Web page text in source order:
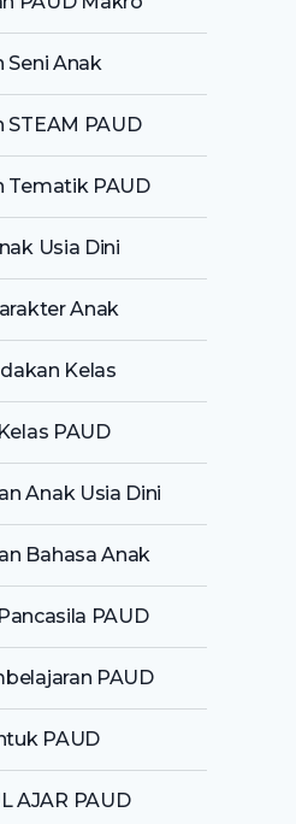
Seni Anak
STEAM PAUD
Tematik PAUD
Usia Dini
Anak
Kelas
PAUD
Anak Usia Dini
Bahasa Anak
PAUD
PAUD
PAUD
AJAR PAUD